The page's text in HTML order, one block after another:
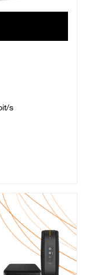
s
mois, Engagement 12 mois